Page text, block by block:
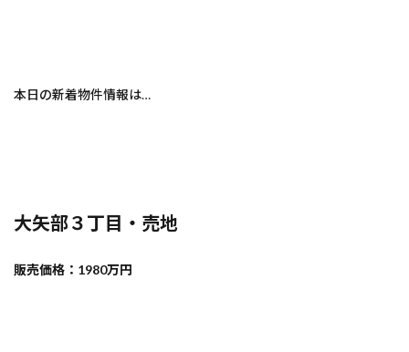
本日の新着物件情報は…
大矢部３丁目・売地
販売価格：1980万円